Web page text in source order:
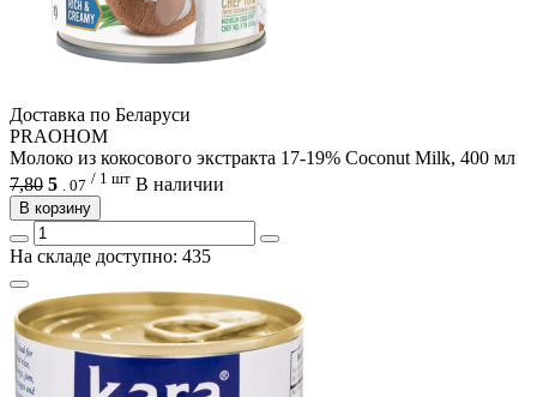
Доcтавка по Беларуси
PRAOHOM
Молоко из кокосового экстракта 17-19% Coconut Milk, 400 мл
7,80 5 . 07 / 1 шт В наличии
В корзину
На складе доступно: 435